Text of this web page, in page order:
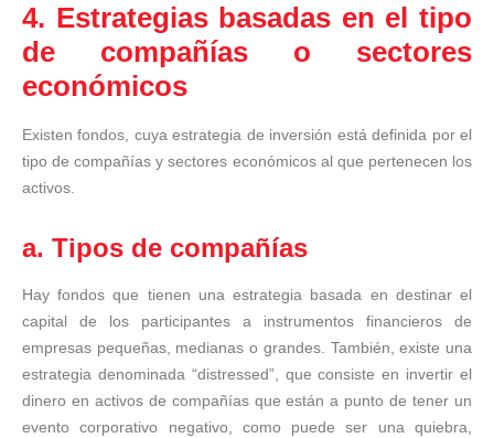
4. Estrategias basadas en el tipo
de compañías o sectores
económicos
Existen fondos, cuya estrategia de inversión está definida por el
tipo de compañías y sectores económicos al que pertenecen los
activos.
a. Tipos de compañías
Hay fondos que tienen una estrategia basada en destinar el
capital de los participantes a instrumentos financieros de
empresas pequeñas, medianas o grandes. También, existe una
estrategia denominada “distressed”, que consiste en invertir el
dinero en activos de compañías que están a punto de tener un
evento corporativo negativo, como puede ser una quiebra,